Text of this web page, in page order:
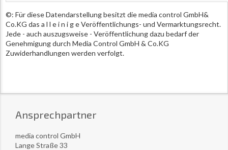
©: Für diese Datendarstellung besitzt die media control GmbH&
Co.KG das a l l e i n i g e Veröffentlichungs- und Vermarktungsrecht.
Jede - auch auszugsweise - Veröffentlichung dazu bedarf der
Genehmigung durch Media Control GmbH & Co.KG
Zuwiderhandlungen werden verfolgt.
Ansprechpartner
media control GmbH
Lange Straße 33